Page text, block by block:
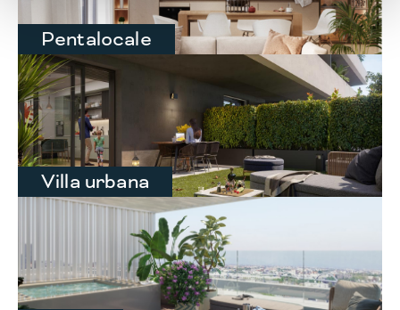
Pentalocale
Villa urbana